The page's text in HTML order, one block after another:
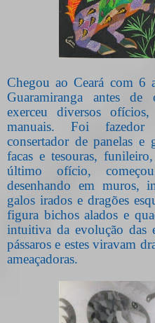
Chegou ao Ceará com 6
Guaramiranga antes de
exerceu diversos
manuais. Foi fazedor
consertador de panelas e
facas e tesouras,
último ofício,
desenhando em muros,
galos irados e dragões
figura bichos alados e
intuitiva da evolução das
pássaros e estes viravam
ameaçadoras.